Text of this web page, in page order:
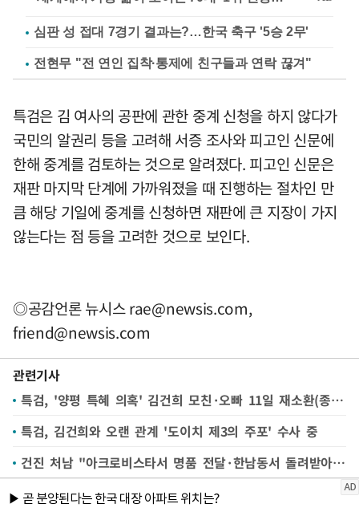
심판 성 접대 7경기 결과는?…한국 축구 '5승 2무'
전현무 "전 연인 집착·통제에 친구들과 연락 끊겨"
특검은 김 여사의 공판에 관한 중계 신청을 하지 않다가
국민의 알권리 등을 고려해 서증 조사와 피고인 신문에
한해 중계를 검토하는 것으로 알려졌다. 피고인 신문은
재판 마지막 단계에 가까워졌을 때 진행하는 절차인 만
큼 해당 기일에 중계를 신청하면 재판에 큰 지장이 가지
않는다는 점 등을 고려한 것으로 보인다.
◎공감언론 뉴시스rae@newsis.com,
friend@newsis.com
관련기사
특검, '양평 특혜 의혹' 김건희 모친·오빠 11일 재소환(종합)
특검, 김건희와 오랜 관계 '도이치 제3의 주포' 수사 중
건진 처남 "아크로비스타서 명품 전달·한남동서 돌려받아"…유경옥 증인 불출석(종합)